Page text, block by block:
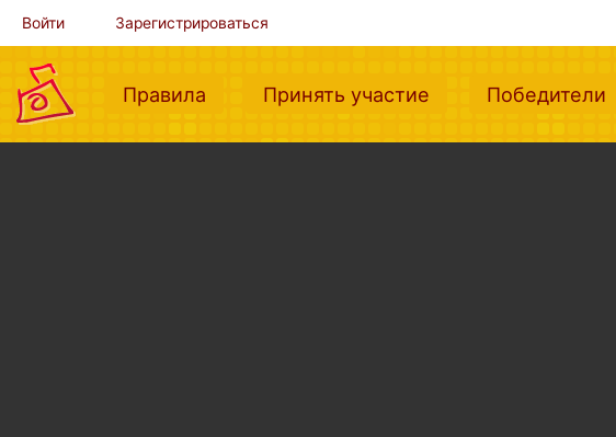
Войти Зарегистрироваться
Правила (current)Принять участие (current)Победители